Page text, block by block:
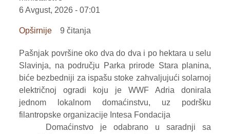
6 Avgust, 2026 - 07:01
Opširnije
ograda
štitiće
stoku
na
Staroj
planini
od
9 čitanja
Pašnjak površine oko dva do dva i po hektara u selu
Slavinja, na području Parka prirode Stara planina,
biće bezbedniji za ispašu stoke zahvaljujući solarnoj
električnoj ogradi koju je WWF Adria donirala
jednom lokalnom domaćinstvu, uz podršku
filantropske organizacije Intesa Fondacija
Domaćinstvo je odabrano u saradnji sa